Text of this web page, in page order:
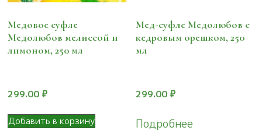
Медовое суфле
Медолюбов мелиссой и
лимоном, 250 мл
299.00 ₽
Добавить в корзину
Мед-суфле Медолюбов с
кедровым орешком, 250
мл
299.00₽
Подробнее